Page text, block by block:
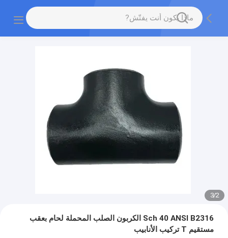
2
/
3
Sch 40 ANSI B2316 الكربون الصلب المحملة لحام بعقب
مستقيم T تركيب الأنابيب